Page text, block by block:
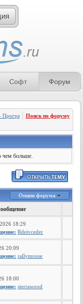
Софт Форум
Программное обеспечение
Поиск по форуму
чем больше.
Опции форума
18:29
Rdeivceder
20:09
rallymouse
18:00
sierrawood